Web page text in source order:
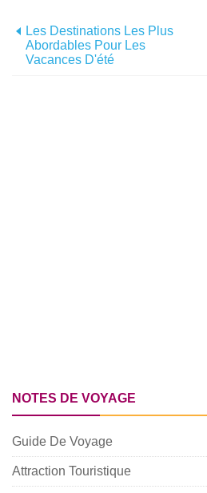
Les Destinations Les Plus
Abordables Pour Les
Vacances D'été
NOTES DE VOYAGE
Guide De Voyage
Attraction Touristique